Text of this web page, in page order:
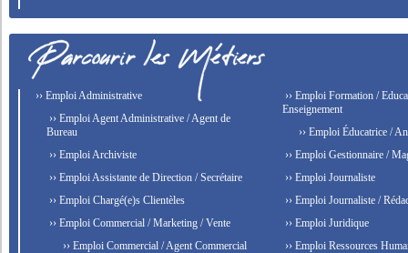
›› Emploi Administrative
›› Emploi Agent Administrative / Agent de
Bureau
›› Emploi Archiviste
›› Emploi Assistante de Direction / Secrétaire
›› Emploi Chargé(e)s Clientèles
›› Emploi Commercial / Marketing / Vente
›› Emploi Commercial / Agent Commercial
›› Emploi Formation /
Enseignement
›› Emploi Éducatrice /
›› Emploi Gestionnaire /
›› Emploi Journaliste
›› Emploi Journaliste /
›› Emploi Juridique
›› Emploi Ressources